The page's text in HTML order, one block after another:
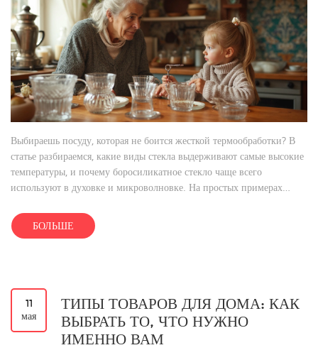
Выбираешь посуду, которая не боится жесткой термообработки? В
статье разбираемся, какие виды стекла выдерживают самые высокие
температуры, и почему боросиликатное стекло чаще всего
используют в духовке и микроволновке. На простых примерах
выбором. Раскрою, чего нельзя делать даже с самой крутой
жаропрочной посудой. Советы помогут не выкидывать деньги на
БОЛЬШЕ
11
мая
ТИПЫ ТОВАРОВ ДЛЯ ДОМА: КАК
ВЫБРАТЬ ТО, ЧТО НУЖНО
ИМЕННО ВАМ